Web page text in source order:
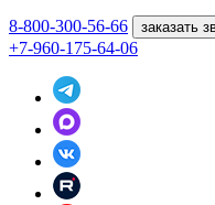
8-800-300-56-66 заказать
+7-960-175-64-06